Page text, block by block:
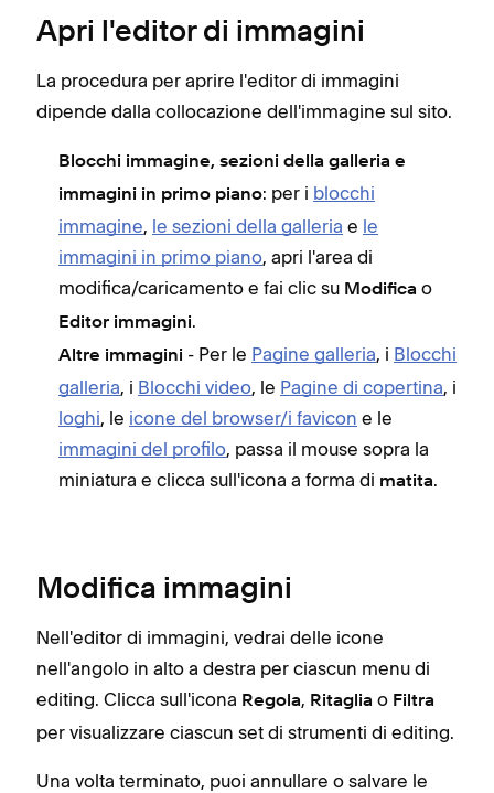
Apri l'editor di immagini
La procedura per aprire l'editor di immagini
dipende dalla collocazione dell'immagine sul sito.
Blocchi immagine, sezioni della galleria e
immagini in primo piano: per i blocchi
immagine, le sezioni della galleria e le
immagini in primo piano, apri l'area di
modifica/caricamento e fai clic su Modifica o
Editor immagini.
Altre immagini - Per le Pagine galleria, i Blocchi
galleria, i Blocchi video, le Pagine di copertina, i
loghi, le icone del browser/i favicon e le
immagini del profilo, passa il mouse sopra la
miniatura e clicca sull'icona a forma di matita.
Modifica immagini
Nell'editor di immagini, vedrai delle icone
nell'angolo in alto a destra per ciascun menu di
editing. Clicca sull'icona Regola, Ritaglia o Filtra
per visualizzare ciascun set di strumenti di editing.
Una volta terminato, puoi annullare o salvare le